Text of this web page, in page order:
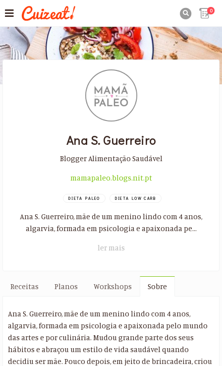
0
Ana S. Guerreiro
Blogger Alimentação Saudável
mamapaleo.blogs.nit.pt
DIETA PALEO DIETA LOW CARB
Ana S. Guerreiro, mãe de um menino lindo com 4 anos,
algarvia, formada em psicologia e apaixonada pe...
ler mais
Receitas Planos Workshops Sobre
Ana S. Guerreiro, mãe de um menino lindo com 4 anos,
algarvia, formada em psicologia e apaixonada pelo mundo
das artes e por culinária. Mudou grande parte dos seus
hábitos e abraçou um estilo de vida saudável quando
decidiu ser mãe. Pouco depois, em jeito de brincadeira, criou